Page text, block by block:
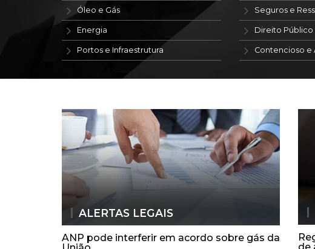
Óleo e Gás
Energia
Portos e Infraestrutura
Seguros e
Direito
Contencioso e
ALERTAS LEGAIS
ANP pode interferir em acordo sobre gás da